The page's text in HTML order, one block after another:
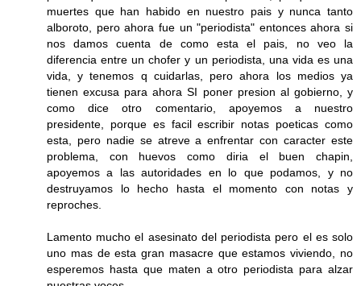
muertes que han habido en nuestro pais y nunca tanto
alboroto, pero ahora fue un "periodista" entonces ahora si
nos damos cuenta de como esta el pais, no veo la
diferencia entre un chofer y un periodista, una vida es una
vida, y tenemos q cuidarlas, pero ahora los medios ya
tienen excusa para ahora SI poner presion al gobierno, y
como dice otro comentario, apoyemos a nuestro
presidente, porque es facil escribir notas poeticas como
esta, pero nadie se atreve a enfrentar con caracter este
problema, con huevos como diria el buen chapin,
apoyemos a las autoridades en lo que podamos, y no
destruyamos lo hecho hasta el momento con notas y
reproches.
Lamento mucho el asesinato del periodista pero el es solo
uno mas de esta gran masacre que estamos viviendo, no
esperemos hasta que maten a otro periodista para alzar